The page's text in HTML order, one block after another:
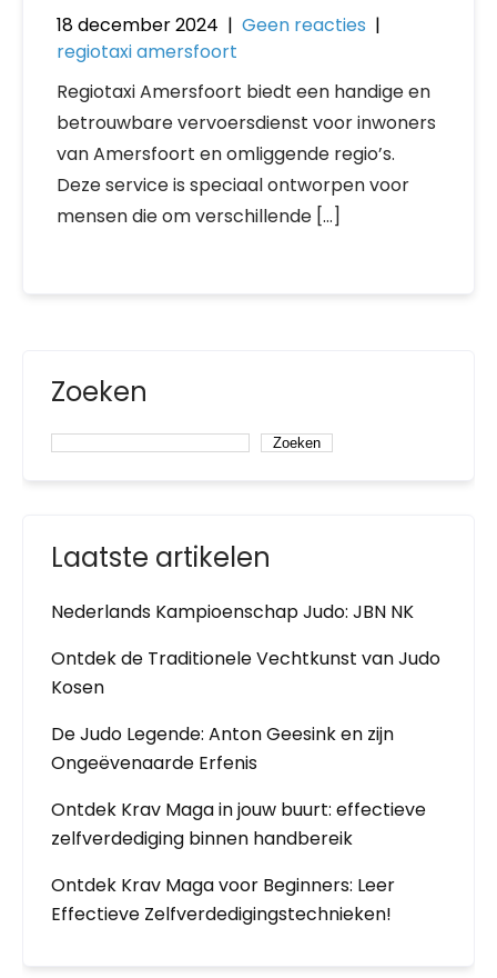
18 december 2024 | Geen reacties |
regiotaxi amersfoort
Regiotaxi Amersfoort biedt een handige en
betrouwbare vervoersdienst voor inwoners
van Amersfoort en omliggende regio’s.
Deze service is speciaal ontworpen voor
mensen die om verschillende […]
Zoeken
Zoeken
Laatste artikelen
Nederlands Kampioenschap Judo: JBN NK
Ontdek de Traditionele Vechtkunst van Judo
Kosen
De Judo Legende: Anton Geesink en zijn
Ongeëvenaarde Erfenis
Ontdek Krav Maga in jouw buurt: effectieve
zelfverdediging binnen handbereik
Ontdek Krav Maga voor Beginners: Leer
Effectieve Zelfverdedigingstechnieken!